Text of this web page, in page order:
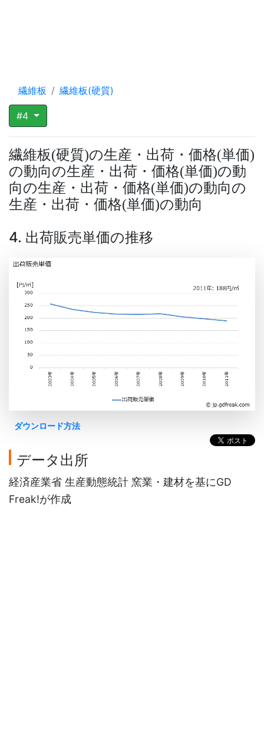
繊維板 繊維板(硬質)
#4
繊維板(硬質)の生産・出荷・価格(単価)
の動向の生産・出荷・価格(単価)の動
向の生産・出荷・価格(単価)の動向の
生産・出荷・価格(単価)の動向
4. 出荷販売単価の推移
ダウンロード方法
データ出所
経済産業省 生産動態統計 窯業・建材を基にGD
Freak!が作成